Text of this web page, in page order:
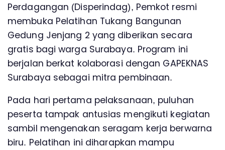
Perdagangan (Disperindag), Pemkot resmi
membuka Pelatihan Tukang Bangunan
Gedung Jenjang 2 yang diberikan secara
gratis bagi warga Surabaya. Program ini
berjalan berkat kolaborasi dengan GAPEKNAS
Surabaya sebagai mitra pembinaan.
Pada hari pertama pelaksanaan, puluhan
peserta tampak antusias mengikuti kegiatan
sambil mengenakan seragam kerja berwarna
biru. Pelatihan ini diharapkan mampu